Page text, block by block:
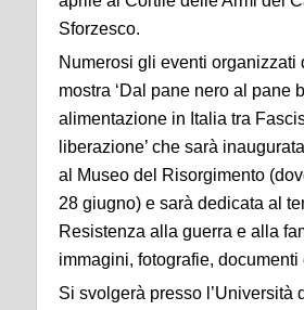
Sforzesco.
Numerosi gli eventi organizzati
mostra ‘Dal pane nero al pane
alimentazione in Italia tra
liberazione’ che sarà
al Museo del Risorgimento
28 giugno) e sarà dedicata al
Resistenza alla guerra e alla
immagini, fotografie, documenti
Si svolgerà presso l’Università